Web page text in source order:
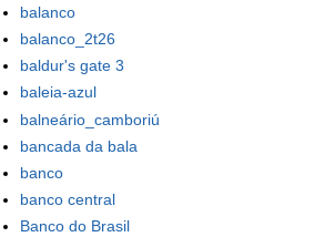
balanco
balanco_2t26
baldur's gate 3
baleia-azul
balneário_camboriú
bancada da bala
banco
banco central
Banco do Brasil